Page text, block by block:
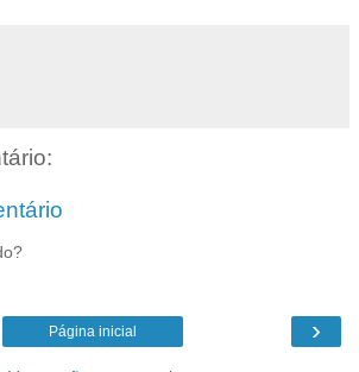
›
Página inicial